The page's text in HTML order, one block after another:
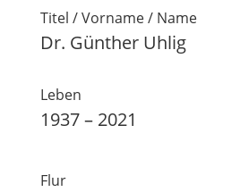
Titel / Vorname / Name
Dr. Günther Uhlig
Leben
1937 – 2021
Flur